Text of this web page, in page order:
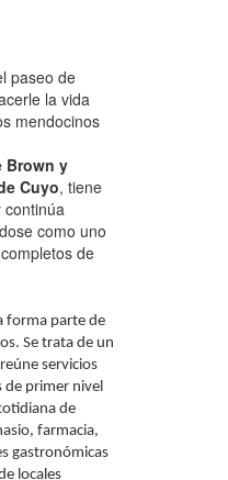
paseo de
la vida
mendocinos
Brown y
Cuyo, tiene
como uno
de
forma parte de
Se trata de un
servicios
de primer nivel
de
farmacia,
gastronómicas
locales